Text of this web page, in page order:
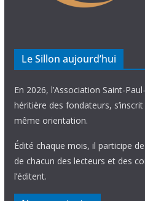
Le Sillon aujourd’hui
En 2026, l’Association Saint-
héritière des fondateurs,
même orientation.
Édité chaque mois, il participe
de chacun des lecteurs et des
l’éditent.